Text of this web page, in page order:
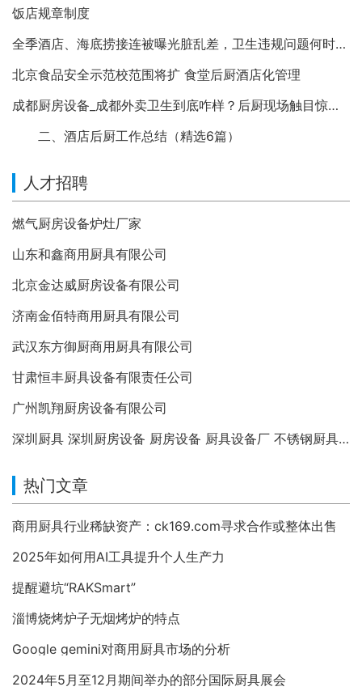
饭店规章制度
全季酒店、海底捞接连被曝光脏乱差，卫生违规问题何时休？
北京食品安全示范校范围将扩 食堂后厨酒店化管理
成都厨房设备_成都外卖卫生到底咋样？后厨现场触目惊心… | 成都之眼
二、酒店后厨工作总结（精选6篇）
人才招聘
燃气厨房设备炉灶厂家
山东和鑫商用厨具有限公司
北京金达威厨房设备有限公司
济南金佰特商用厨具有限公司
武汉东方御厨商用厨具有限公司
甘肃恒丰厨具设备有限责任公司
广州凯翔厨房设备有限公司
深圳厨具 深圳厨房设备 厨房设备 厨具设备厂 不锈钢厨具 不锈钢制品 厨房设备维修 商用厨房设备
热门文章
商用厨具行业稀缺资产：ck169.com寻求合作或整体出售
2025年如何用AI工具提升个人生产力
提醒避坑“RAKSmart”
淄博烧烤炉子无烟烤炉的特点
Google gemini对商用厨具市场的分析
2024年5月至12月期间举办的部分国际厨具展会